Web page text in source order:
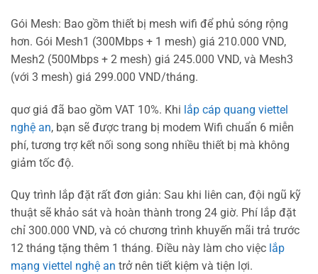
Gói Mesh: Bao gồm thiết bị mesh wifi để phủ sóng rộng
hơn. Gói Mesh1 (300Mbps + 1 mesh) giá 210.000 VND,
Mesh2 (500Mbps + 2 mesh) giá 245.000 VND, và Mesh3
(với 3 mesh) giá 299.000 VND/tháng.
quơ giá đã bao gồm VAT 10%. Khi lắp cáp quang viettel
nghệ an, bạn sẽ được trang bị modem Wifi chuẩn 6 miễn
phí, tương trợ kết nối song song nhiều thiết bị mà không
giảm tốc độ.
Quy trình lắp đặt rất đơn giản: Sau khi liên can, đội ngũ kỹ
thuật sẽ khảo sát và hoàn thành trong 24 giờ. Phí lắp đặt
chỉ 300.000 VND, và có chương trình khuyến mãi trả trước
12 tháng tặng thêm 1 tháng. Điều này làm cho việc lắp
mạng viettel nghệ an trở nên tiết kiệm và tiện lợi.